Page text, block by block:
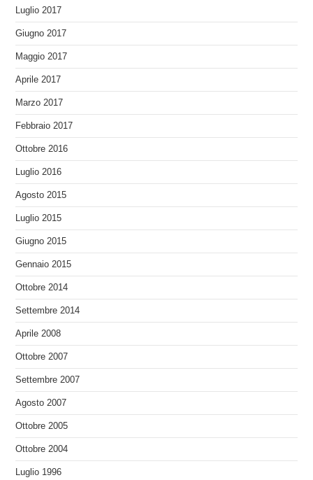
Luglio 2017
Giugno 2017
Maggio 2017
Aprile 2017
Marzo 2017
Febbraio 2017
Ottobre 2016
Luglio 2016
Agosto 2015
Luglio 2015
Giugno 2015
Gennaio 2015
Ottobre 2014
Settembre 2014
Aprile 2008
Ottobre 2007
Settembre 2007
Agosto 2007
Ottobre 2005
Ottobre 2004
Luglio 1996